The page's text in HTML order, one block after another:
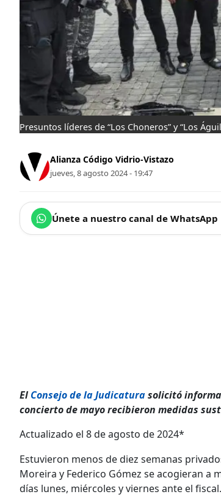
Presuntos líderes de “Los Choneros” y “Los
Alianza Código Vidrio-Vistazo
jueves, 8 agosto 2024 - 19:47
Únete a nuestro canal de WhatsApp
ElConsejo de la Judicaturasolicitó
concierto de mayo recibieron medidas
Actualizado el 8 de agosto de 2024*
Estuvieron menos de diez semanas
Moreira y Federico Gómez se acogieran a
días lunes, miércoles y viernes ante el fiscal.